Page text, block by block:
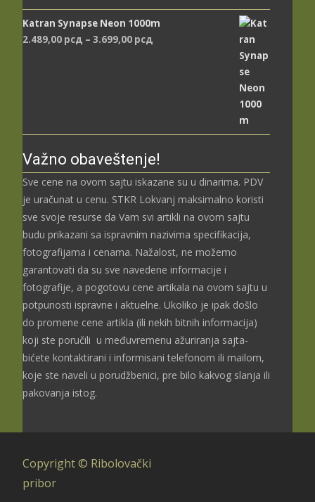
Katran Synapse Neon 1000m
2.489,00 рсд – 3.699,00 рсд
Važno obaveštenje!
Sve cene na ovom sajtu iskazane su u dinarima. PDV
je uračunat u cenu. STKR Lokvanj maksimalno koristi
sve svoje resurse da Vam svi artikli na ovom sajtu
budu prikazani sa ispravnim nazivima specifikacija,
fotografijama i cenama. Nažalost, ne možemo
garantovati da su sve navedene informacije i
fotografije, a pogotovu cene artikala na ovom sajtu u
potpunosti ispravne i aktuelne. Ukoliko je ipak došlo
do promene cene artikla (ili nekih bitnih informacija)
koji ste poručili u međuvremenu ažuriranja sajta-
bićete kontaktirani i informisani telefonom ili mailom,
koje ste naveli u porudžbenici, pre bilo kakvog slanja ili
pakovanja istog.
Copyright © Ribolovački
pribor